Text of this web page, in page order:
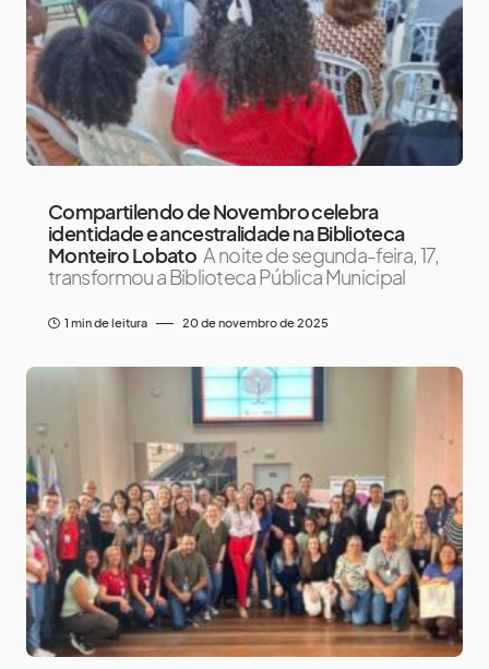
Compartilendo de Novembro celebra
identidade e ancestralidade na Biblioteca
Monteiro Lobato A noite de segunda-feira, 17,
transformou a Biblioteca Pública Municipal
1 min de leitura 20 de novembro de 2025